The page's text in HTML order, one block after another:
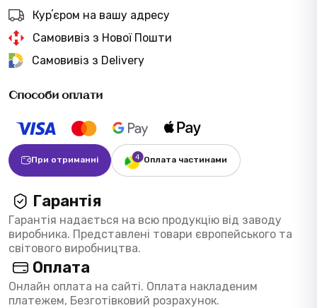
Курʼєром на вашу адресу
Самовивіз з Нової Пошти
Самовивіз з Delivery
Способи оплати
При отриманні Оплата частинами
Гарантія
Гарантія надається на всю продукцію від заводу
виробника. Представлені товари європейського та
світового виробництва.
Оплата
Онлайн оплата на сайті. Оплата накладеним
платежем, Безготівковий розрахунок.